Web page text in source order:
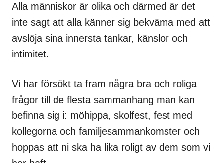
Alla människor är olika och därmed är det
inte sagt att alla känner sig bekväma med att
avslöja sina innersta tankar, känslor och
intimitet.
Vi har försökt ta fram några bra och roliga
frågor till de flesta sammanhang man kan
befinna sig i: möhippa, skolfest, fest med
kollegorna och familjesammankomster och
hoppas att ni ska ha lika roligt av dem som vi